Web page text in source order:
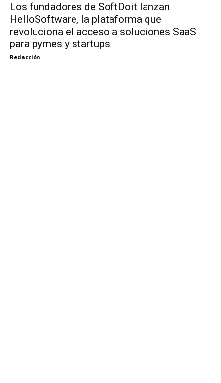
Los fundadores de SoftDoit lanzan
HelloSoftware, la plataforma que
revoluciona el acceso a soluciones SaaS
para pymes y startups
Redacción